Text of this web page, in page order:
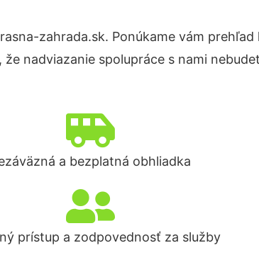
zahrada.sk. Ponúkame vám
že nadviazanie spolupráce s nami
a bezplatná obhliadka
prístup a zodpovednosť za služby